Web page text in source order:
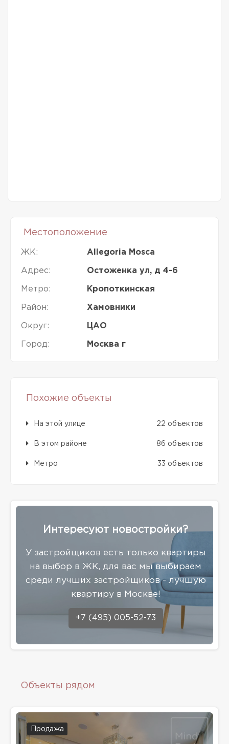
Местоположение
ЖК: Allegoria Mosca
Адрес: Остоженка ул, д 4-6
Метро: Кропоткинская
Район: Хамовники
Округ: ЦАО
Город: Москва г
Похожие объекты
На этой улице 22 объектов
В этом районе 86 объектов
Метро 33 объектов
Интересуют новостройки?
У застройщиков есть только квартиры
на выбор в ЖК, для вас мы выбираем
среди лучших застройщиков - лучшую
квартиру в Москве!
+7 (495) 005-52-73
Объекты рядом
Продажа